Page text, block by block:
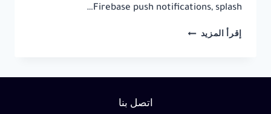
Firebase push notifications, splash…
إقرأ المزيد PANDA
اتصل بنا